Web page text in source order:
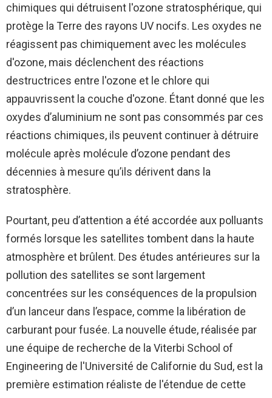
chimiques qui détruisent l'ozone stratosphérique, qui
protège la Terre des rayons UV nocifs. Les oxydes ne
réagissent pas chimiquement avec les molécules
d'ozone, mais déclenchent des réactions
destructrices entre l'ozone et le chlore qui
appauvrissent la couche d'ozone. Étant donné que les
oxydes d’aluminium ne sont pas consommés par ces
réactions chimiques, ils peuvent continuer à détruire
molécule après molécule d’ozone pendant des
décennies à mesure qu’ils dérivent dans la
stratosphère.
Pourtant, peu d’attention a été accordée aux polluants
formés lorsque les satellites tombent dans la haute
atmosphère et brûlent. Des études antérieures sur la
pollution des satellites se sont largement
concentrées sur les conséquences de la propulsion
d’un lanceur dans l’espace, comme la libération de
carburant pour fusée. La nouvelle étude, réalisée par
une équipe de recherche de la Viterbi School of
Engineering de l'Université de Californie du Sud, est la
première estimation réaliste de l'étendue de cette